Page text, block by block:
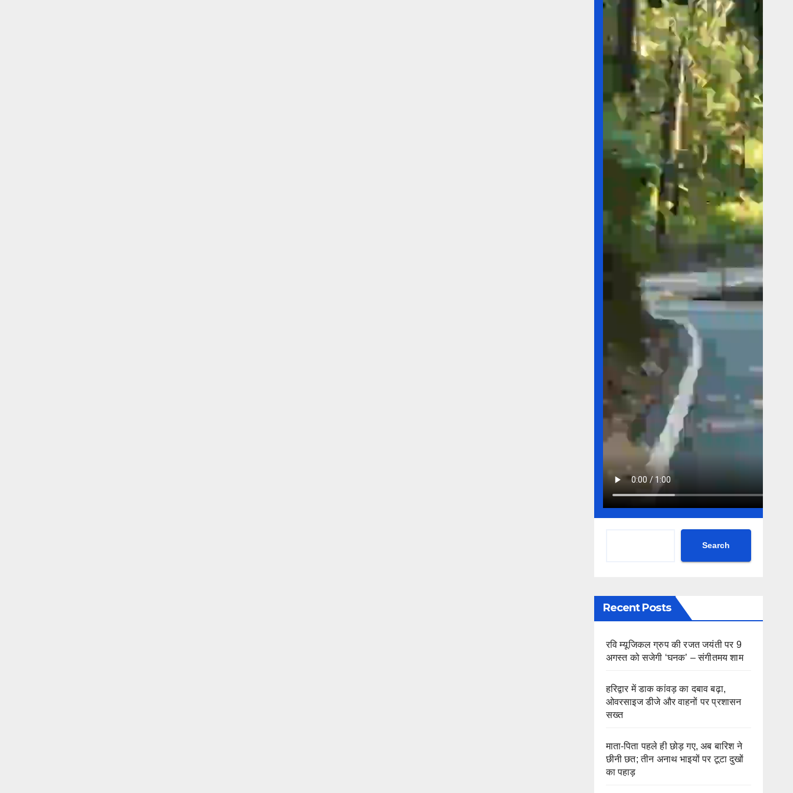
Search
Recent Posts
रवि म्यूजिकल ग्रुप की रजत जयंती पर 9
अगस्त को सजेगी ‘घनक’ – संगीतमय शाम
हरिद्वार में डाक कांवड़ का दबाव बढ़ा,
ओवरसाइज डीजे और वाहनों पर प्रशासन
सख्त
माता-पिता पहले ही छोड़ गए, अब बारिश ने
छीनी छत; तीन अनाथ भाइयों पर टूटा दुखों
का पहाड़